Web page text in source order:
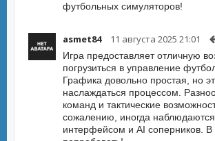
футбольных симуляторов!
asmet84 11 августа 2025 21:01
Игра предоставляет отличную
погрузиться в управление
Графика довольно простая, но
наслаждаться процессом.
команд и тактические
сожалению, иногда
интерфейсом и AI соперников. В